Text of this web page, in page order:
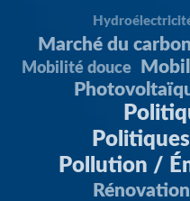
Marché du
Mobilité douce
Pollution /
Rénovation